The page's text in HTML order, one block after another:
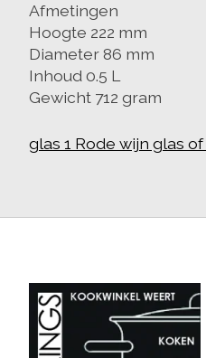
Afmetingen
Hoogte 222 mm
Diameter 86 mm
Inhoud 0.5 L
Gewicht 712 gram
glas 1 Rode wijn glas